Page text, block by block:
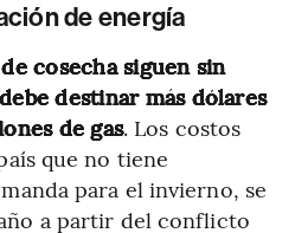
de energía
cosecha siguen sin
destinar más dólares
de gas. Los costos
que no tiene
para el invierno, se
a partir del conflicto